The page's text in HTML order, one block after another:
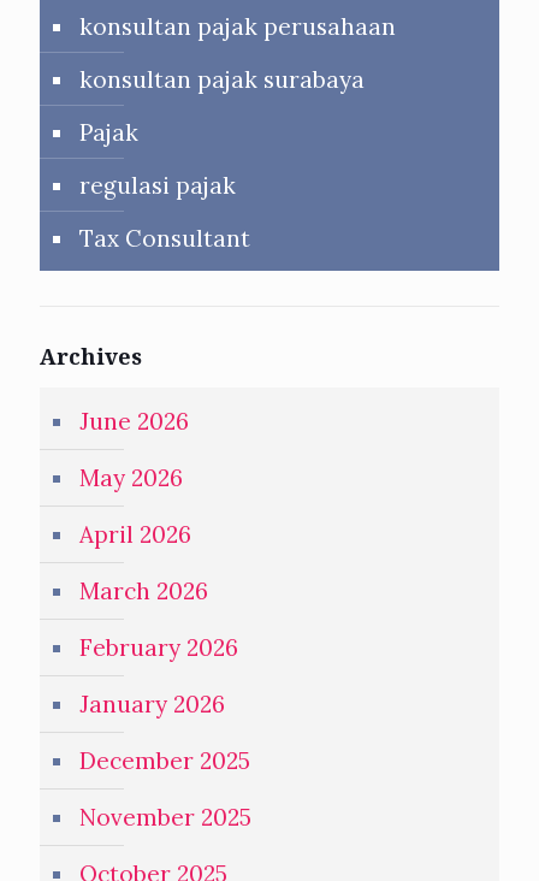
konsultan pajak perusahaan
konsultan pajak surabaya
Pajak
regulasi pajak
Tax Consultant
Archives
June 2026
May 2026
April 2026
March 2026
February 2026
January 2026
December 2025
November 2025
October 2025